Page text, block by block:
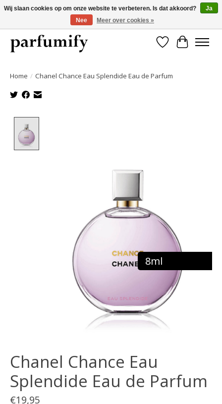
750+ Geuren | Gratis verzending | Maandelijks opzegbaar
Verlanglijst
Home / Chanel Chance Eau Splendide Eau de Parfum
8ml
Chanel Chance Eau
Splendide Eau de Parfum
€19,95
Wij slaan cookies op om onze website te verbeteren. Is dat akkoord?
Ja
Nee
Meer over cookies »